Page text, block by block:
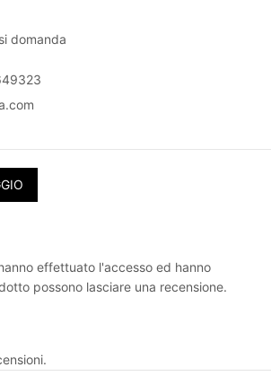
domanda
effettuato l'accesso ed hanno
possono lasciare una recensione.